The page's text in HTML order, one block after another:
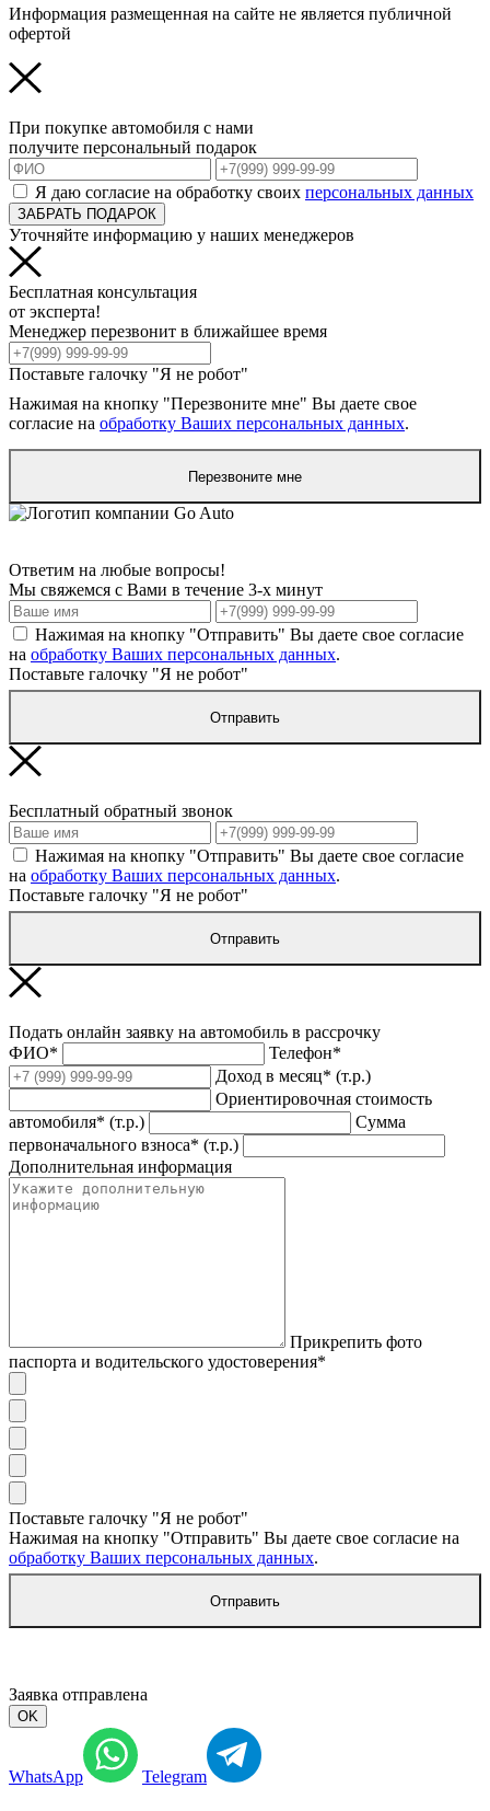
Информация размещенная на сайте не является публичной
офертой
При покупке автомобиля с нами
получите персональный подарок
Я даю согласие на обработку своих персональных данных
ЗАБРАТЬ ПОДАРОК
Уточняйте информацию у наших менеджеров
Бесплатная консультация
от эксперта!
Менеджер перезвонит в ближайшее время
Поставьте галочку "Я не робот"
Нажимая на кнопку "Перезвоните мне" Вы даете свое
согласие на обработку Ваших персональных данных.
Перезвоните мне
Ответим на любые вопросы!
Мы свяжемся с Вами в течение 3-х минут
Нажимая на кнопку "Отправить" Вы даете свое согласие
на обработку Ваших персональных данных.
Поставьте галочку "Я не робот"
Отправить
Бесплатный обратный звонок
Нажимая на кнопку "Отправить" Вы даете свое согласие
на обработку Ваших персональных данных.
Поставьте галочку "Я не робот"
Отправить
Подать онлайн заявку на автомобиль в рассрочку
ФИО*
Телефон*
Доход в месяц* (т.р.)
Ориентировочная стоимость
автомобиля* (т.р.)
Сумма
первоначального взноса* (т.р.)
Дополнительная информация
Прикрепить фото
паспорта и водительского удостоверения*
Поставьте галочку "Я не робот"
Нажимая на кнопку "Отправить" Вы даете свое согласие на
обработку Ваших персональных данных.
Отправить
Заявка отправлена
OK
WhatsApp Telegram